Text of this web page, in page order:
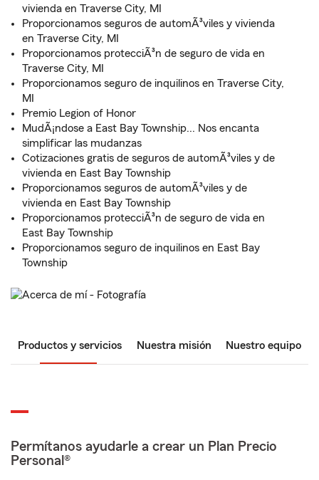
vivienda en Traverse City, MI
Proporcionamos seguros de automÃ³viles y vivienda
en Traverse City, MI
Proporcionamos protecciÃ³n de seguro de vida en
Traverse City, MI
Proporcionamos seguro de inquilinos en Traverse City,
MI
Premio Legion of Honor
MudÃ¡ndose a East Bay Township... Nos encanta
simplificar las mudanzas
Cotizaciones gratis de seguros de automÃ³viles y de
vivienda en East Bay Township
Proporcionamos seguros de automÃ³viles y de
vivienda en East Bay Township
Proporcionamos protecciÃ³n de seguro de vida en
East Bay Township
Proporcionamos seguro de inquilinos en East Bay
Township
Productos y servicios Nuestra misión Nuestro equipo
Permítanos ayudarle a crear un Plan Precio
Personal®